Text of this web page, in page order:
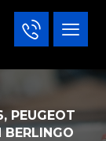
PEUGEOT